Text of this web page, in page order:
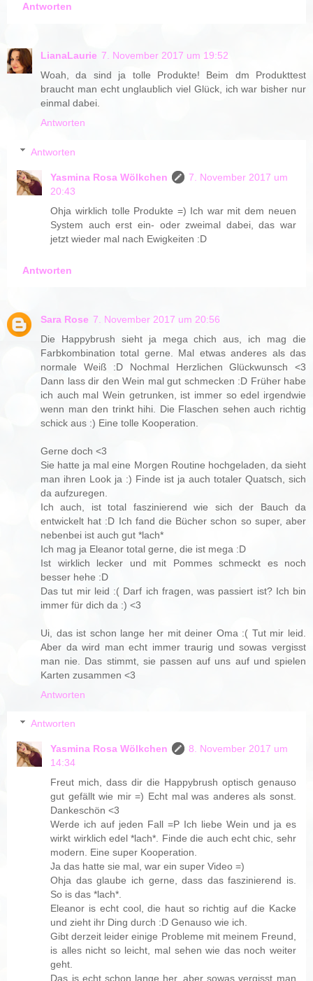
Antworten
LianaLaurie 7. November 2017 um 19:52
Woah, da sind ja tolle Produkte! Beim dm Produkttest
braucht man echt unglaublich viel Glück, ich war bisher nur
einmal dabei.
Antworten
Antworten
Yasmina Rosa Wölkchen
7. November 2017 um
20:43
Ohja wirklich tolle Produkte =) Ich war mit dem neuen
System auch erst ein- oder zweimal dabei, das war
jetzt wieder mal nach Ewigkeiten :D
Antworten
Sara Rose 7. November 2017 um 20:56
Die Happybrush sieht ja mega chich aus, ich mag die
Farbkombination total gerne. Mal etwas anderes als das
normale Weiß :D Nochmal Herzlichen Glückwunsch <3
Dann lass dir den Wein mal gut schmecken :D Früher habe
ich auch mal Wein getrunken, ist immer so edel irgendwie
wenn man den trinkt hihi. Die Flaschen sehen auch richtig
schick aus :) Eine tolle Kooperation.
Gerne doch <3
Sie hatte ja mal eine Morgen Routine hochgeladen, da sieht
man ihren Look ja :) Finde ist ja auch totaler Quatsch, sich
da aufzuregen.
Ich auch, ist total faszinierend wie sich der Bauch da
entwickelt hat :D Ich fand die Bücher schon so super, aber
nebenbei ist auch gut *lach*
Ich mag ja Eleanor total gerne, die ist mega :D
Ist wirklich lecker und mit Pommes schmeckt es noch
besser hehe :D
Das tut mir leid :( Darf ich fragen, was passiert ist? Ich bin
immer für dich da :) <3
Ui, das ist schon lange her mit deiner Oma :( Tut mir leid.
Aber da wird man echt immer traurig und sowas vergisst
man nie. Das stimmt, sie passen auf uns auf und spielen
Karten zusammen <3
Antworten
Antworten
Yasmina Rosa Wölkchen
8. November 2017 um
14:34
Freut mich, dass dir die Happybrush optisch genauso
gut gefällt wie mir =) Echt mal was anderes als sonst.
Dankeschön <3
Werde ich auf jeden Fall =P Ich liebe Wein und ja es
wirkt wirklich edel *lach*. Finde die auch echt chic, sehr
modern. Eine super Kooperation.
Ja das hatte sie mal, war ein super Video =)
Ohja das glaube ich gerne, dass das faszinierend is.
So is das *lach*.
Eleanor is echt cool, die haut so richtig auf die Kacke
und zieht ihr Ding durch :D Genauso wie ich.
Gibt derzeit leider einige Probleme mit meinem Freund,
is alles nicht so leicht, mal sehen wie das noch weiter
geht.
Das is echt schon lange her, aber sowas vergisst man